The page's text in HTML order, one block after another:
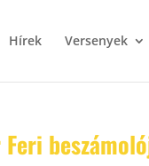
Hírek Versenyek